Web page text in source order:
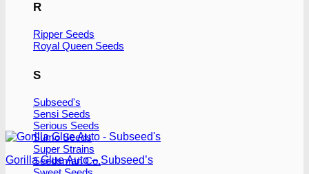
R
Ripper Seeds
Royal Queen Seeds
S
Subseed's
Sensi Seeds
Serious Seeds
Sumo Seeds
Super Strains
Seedsman Co.
Gorilla Glue Auto – Subseed’s